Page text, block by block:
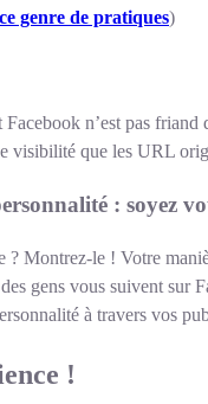
genre de pratiques)
Facebook n’est pas
visibilité que les URL
: soyez
Montrez-le ! Votre
gens vous suivent sur
à travers vos
!